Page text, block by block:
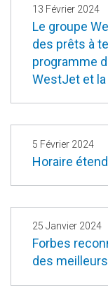
13 Février 2024
Le groupe
des prêts à
programme
WestJet et
5 Février 2024
Horaire
25 Janvier 2024
Forbes
des